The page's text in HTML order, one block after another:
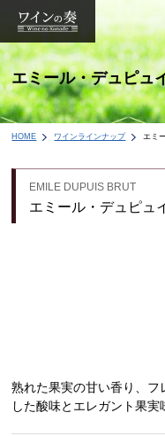
エミール・デュピュ
HOME ワインラインナップ エミ
EMILE DUPUIS BRUT
エミール・デュピュ
熟れた果実の甘い香り、フ
した酸味とエレガント果実